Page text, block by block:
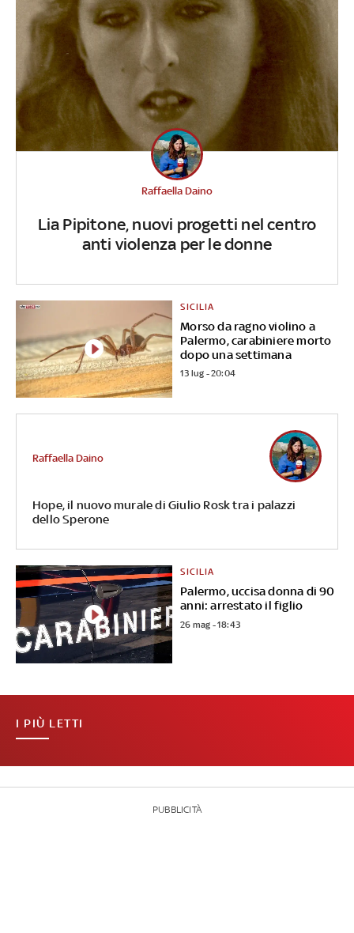
Lia Pipitone, nuovi progetti nel centro
anti violenza per le donne
Raffaella Daino
Morso da ragno violino a
Palermo, carabiniere morto
dopo una settimana
SICILIA
13 lug - 20:04
Hope, il nuovo murale di Giulio Rosk tra i palazzi
dello Sperone
Raffaella Daino
Palermo, uccisa donna di 90
anni: arrestato il figlio
SICILIA
26 mag - 18:43
I PIÙ LETTI
PUBBLICITÀ